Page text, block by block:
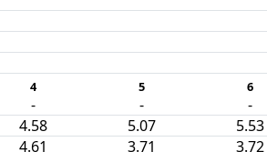
4 5 6
- - -
4.58 5.07 5.53
4.61 3.71 3.72